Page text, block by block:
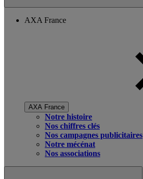
AXA France
AXA France
Notre histoire
Nos chiffres clés
Nos campagnes publicitaires
Notre mécénat
Nos associations